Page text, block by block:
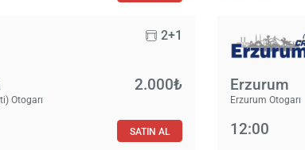
2+1
Otogarı
2.000₺
SATIN AL
Erzurum
Erzurum Otogarı
12:00